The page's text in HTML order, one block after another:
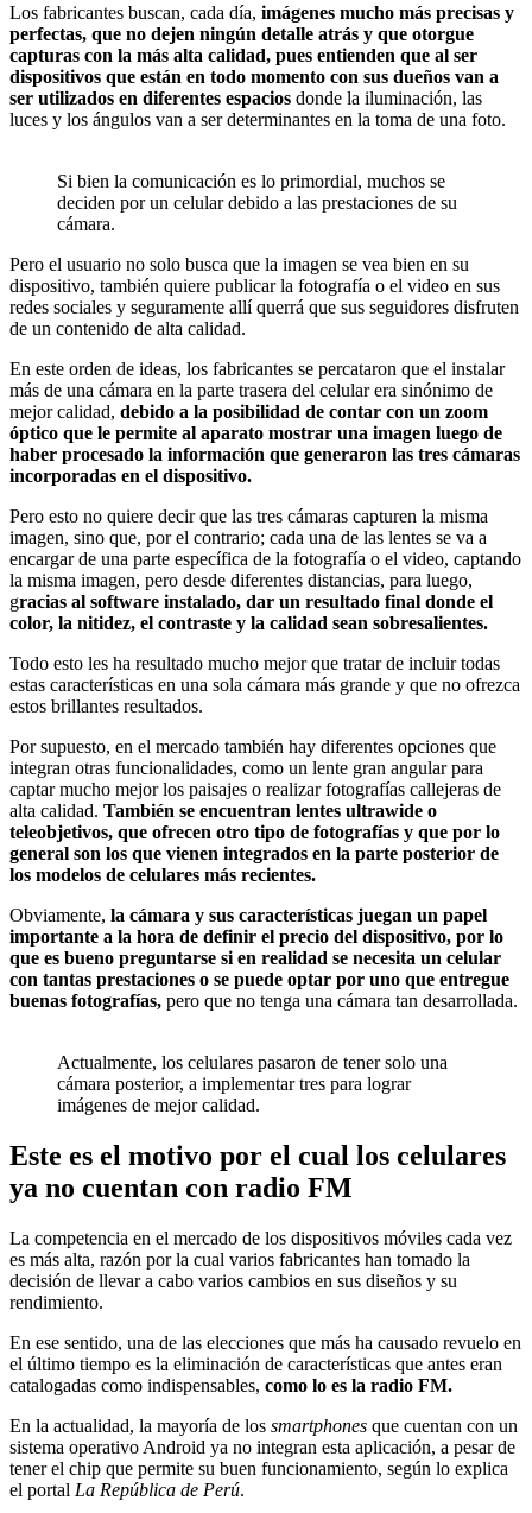
Los fabricantes buscan, cada día, imágenes mucho más precisas y
perfectas, que no dejen ningún detalle atrás y que otorgue
capturas con la más alta calidad, pues entienden que al ser
dispositivos que están en todo momento con sus dueños van a
ser utilizados en diferentes espacios donde la iluminación, las
luces y los ángulos van a ser determinantes en la toma de una foto.
Si bien la comunicación es lo primordial, muchos se
deciden por un celular debido a las prestaciones de su
cámara.
Pero el usuario no solo busca que la imagen se vea bien en su
dispositivo, también quiere publicar la fotografía o el video en sus
redes sociales y seguramente allí querrá que sus seguidores disfruten
de un contenido de alta calidad.
En este orden de ideas, los fabricantes se percataron que el instalar
más de una cámara en la parte trasera del celular era sinónimo de
mejor calidad, debido a la posibilidad de contar con un zoom
óptico que le permite al aparato mostrar una imagen luego de
haber procesado la información que generaron las tres cámaras
incorporadas en el dispositivo.
Pero esto no quiere decir que las tres cámaras capturen la misma
imagen, sino que, por el contrario; cada una de las lentes se va a
encargar de una parte específica de la fotografía o el video, captando
la misma imagen, pero desde diferentes distancias, para luego,
gracias al software instalado, dar un resultado final donde el
color, la nitidez, el contraste y la calidad sean sobresalientes.
Todo esto les ha resultado mucho mejor que tratar de incluir todas
estas características en una sola cámara más grande y que no ofrezca
estos brillantes resultados.
Por supuesto, en el mercado también hay diferentes opciones que
integran otras funcionalidades, como un lente gran angular para
captar mucho mejor los paisajes o realizar fotografías callejeras de
alta calidad. También se encuentran lentes ultrawide o
teleobjetivos, que ofrecen otro tipo de fotografías y que por lo
general son los que vienen integrados en la parte posterior de
los modelos de celulares más recientes.
Obviamente, la cámara y sus características juegan un papel
importante a la hora de definir el precio del dispositivo, por lo
que es bueno preguntarse si en realidad se necesita un celular
con tantas prestaciones o se puede optar por uno que entregue
buenas fotografías, pero que no tenga una cámara tan desarrollada.
Actualmente, los celulares pasaron de tener solo una
cámara posterior, a implementar tres para lograr
imágenes de mejor calidad.
Este es el motivo por el cual los celulares
ya no cuentan con radio FM
La competencia en el mercado de los dispositivos móviles cada vez
es más alta, razón por la cual varios fabricantes han tomado la
decisión de llevar a cabo varios cambios en sus diseños y su
rendimiento.
En ese sentido, una de las elecciones que más ha causado revuelo en
el último tiempo es la eliminación de características que antes eran
catalogadas como indispensables, como lo es la radio FM.
En la actualidad, la mayoría de los smartphones que cuentan con un
sistema operativo Android ya no integran esta aplicación, a pesar de
tener el chip que permite su buen funcionamiento, según lo explica
el portal La República de Perú.